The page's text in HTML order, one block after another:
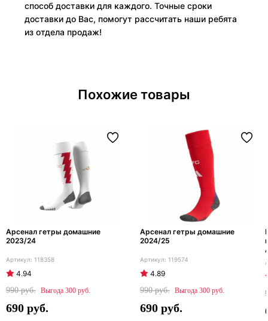
способ доставки для каждого. Точные сроки
доставки до Вас, помогут рассчитать наши ребята
из отдела продаж!
Похожие товары
Арсенал гетры домашние
2023/24
118358
4.94
990
300
690
Арсенал гетры домашние
2024/25
119574
4.89
990
300
690